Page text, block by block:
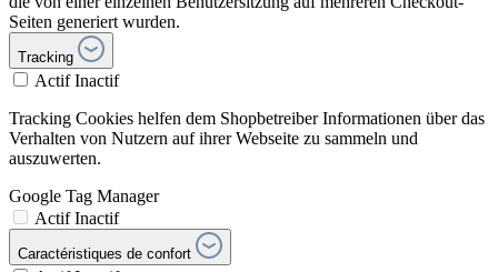
Seiten generiert wurden.
Tracking
Actif Inactif
Tracking Cookies helfen dem Shopbetreiber Informationen über das
Verhalten von Nutzern auf ihrer Webseite zu sammeln und
auszuwerten.
Google Tag Manager
Actif Inactif
Caractéristiques de confort